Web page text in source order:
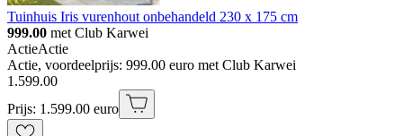
Tuinhuis Iris vurenhout onbehandeld 230 x 175 cm
999.00 met Club Karwei
ActieActie
Actie, voordeelprijs: 999.00 euro met Club Karwei
1 .599.00
Prijs: 1.599.00 euro